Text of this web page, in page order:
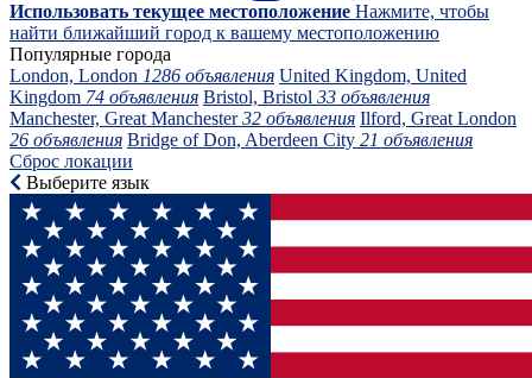
Использовать текущее местоположение Нажмите, чтобы
найти ближайший город к вашему местоположению
Популярные города
London, London 1286 объявления United Kingdom, United
Kingdom 74 объявления Bristol, Bristol 33 объявления
Manchester, Great Manchester32 объявления Ilford, Great London
26 объявления Bridge of Don, Aberdeen City 21 объявления
Сброс локации
Выберите язык